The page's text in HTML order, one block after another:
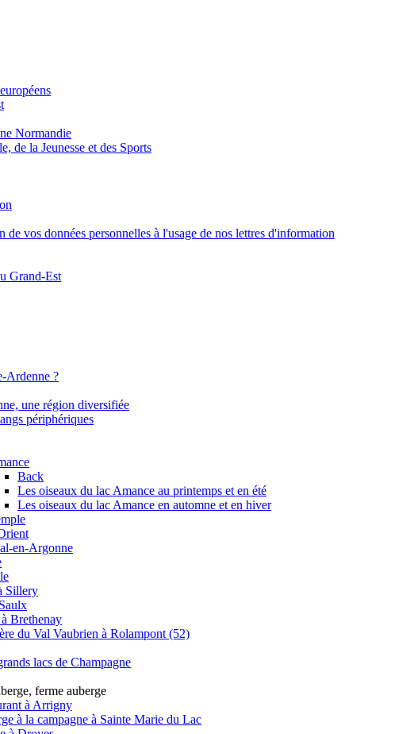
Normandie
de la Jeunesse et des Sports
vos données personnelles à l'usage de nos lettres d'information
Grand-Est
Ardenne ?
une région diversifiée
périphériques
Back
Les oiseaux du lac Amance au printemps et en été
Les oiseaux du lac Amance en automne et en hiver
en-Argonne
Sillery
Brethenay
du Val Vaubrien à Rolampont (52)
lacs de Champagne
ferme auberge
à Arrigny
à la campagne à Sainte Marie du Lac